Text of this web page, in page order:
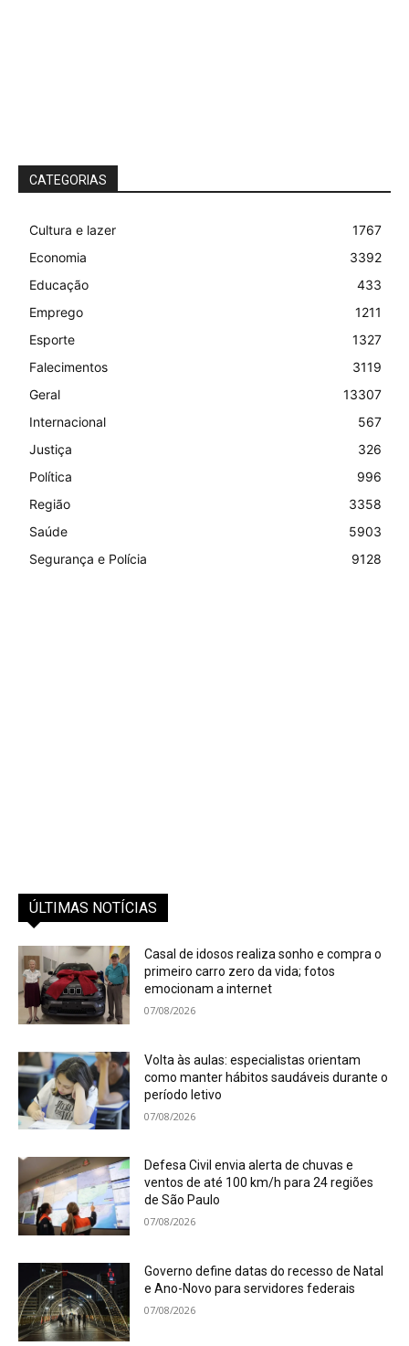
CATEGORIAS
Cultura e lazer
1767
Economia
3392
Educação
433
Emprego
1211
Esporte
1327
Falecimentos
3119
Geral
13307
Internacional
567
Justiça
326
Política
996
Região
3358
Saúde
5903
Segurança e Polícia
9128
ÚLTIMAS NOTÍCIAS
Casal de idosos realiza sonho e compra o
primeiro carro zero da vida; fotos
emocionam a internet
07/08/2026
Volta às aulas: especialistas orientam
como manter hábitos saudáveis durante o
período letivo
07/08/2026
Defesa Civil envia alerta de chuvas e
ventos de até 100 km/h para 24 regiões
de São Paulo
07/08/2026
Governo define datas do recesso de Natal
e Ano-Novo para servidores federais
07/08/2026